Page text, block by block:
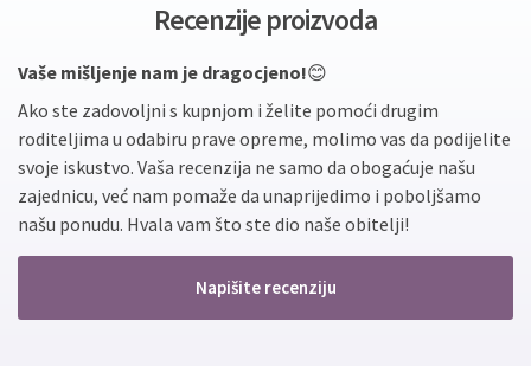
Recenzije proizvoda
Vaše mišljenje nam je dragocjeno!😊
Ako ste zadovoljni s kupnjom i želite pomoći drugim
roditeljima u odabiru prave opreme, molimo vas da podijelite
svoje iskustvo. Vaša recenzija ne samo da obogaćuje našu
zajednicu, već nam pomaže da unaprijedimo i poboljšamo
našu ponudu. Hvala vam što ste dio naše obitelji!
Napišite recenziju